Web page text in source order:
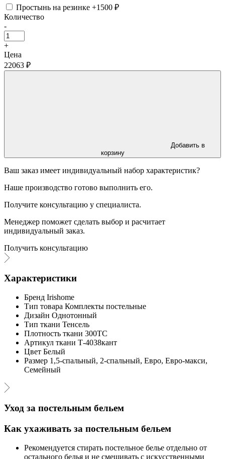
Простынь на резинке +1500 ₽
Количество
-
+
Цена
22063 ₽
Добавить в
корзину
Ваш заказ имеет индивидуальный набор характеристик?
Наше производство готово выполнить его.
Получите консультацию у специалиста.
Менеджер поможет сделать выбор и расчитает
индивидуальный заказ.
Получить консультацию
Характеристики
Бренд Irishome
Тип товара Комплекты постельные
Дизайн Однотонный
Тип ткани Тенсель
Плотность ткани 300ТС
Артикул ткани Т-4038кант
Цвет Белый
Размер 1,5-спальный, 2-спальный, Евро, Евро-макси,
Семейный
Уход за постельным бельем
Как ухаживать за постельным бельем
Рекомендуется стирать постельное белье отдельно от
остального белья и не смешивать с искусственными